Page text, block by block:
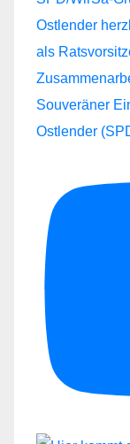
Souveräner
Ostlender